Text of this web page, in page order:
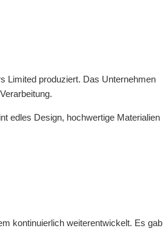
Limited produziert. Das Unternehmen
edles Design, hochwertige Materialien
kontinuierlich weiterentwickelt. Es gab